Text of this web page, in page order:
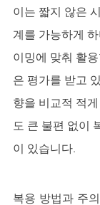
이는 짧지 않은
계를 가능하게
이밍에 맞춰 활
은 평가를 받고
향을 비교적 적
도 큰 불편 없이
이 있습니다.
복용 방법과 주